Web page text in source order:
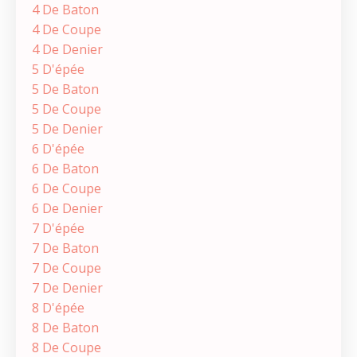
4 De Baton
4 De Coupe
4 De Denier
5 D'épée
5 De Baton
5 De Coupe
5 De Denier
6 D'épée
6 De Baton
6 De Coupe
6 De Denier
7 D'épée
7 De Baton
7 De Coupe
7 De Denier
8 D'épée
8 De Baton
8 De Coupe